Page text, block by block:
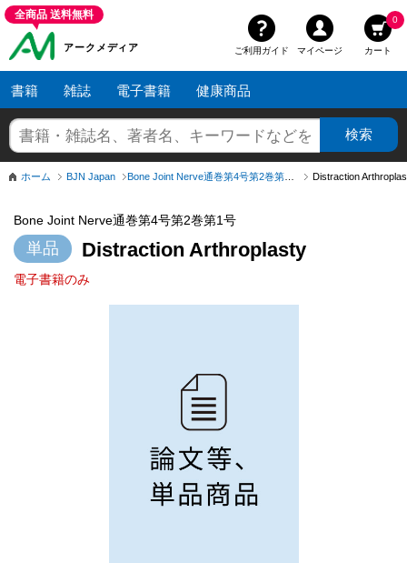
全商品 送料無料
アークメディア ご利用ガイド マイページ カート
0
書籍 雑誌 電子書籍 健康商品
ホーム BJN Japan Distraction
Bone Joint Nerve通巻第4号第2巻第1号
Distraction Arthroplasty
電子書籍のみ